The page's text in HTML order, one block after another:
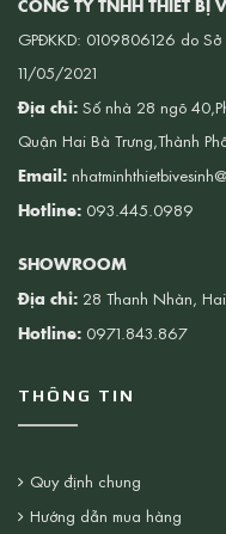
CÔNG TY TNHH THIẾT BỊ
GPĐKKD: 0109806126 do
11/05/2021
Địa chỉ: Số nhà 28 ngõ
Quận Hai Bà Trưng,Thành
Email:
Hotline: 093.445.0989
SHOWROOM
Địa chỉ: 28 Thanh Nhàn,
Hotline: 0971.843.867
THÔNG TIN
Quy định chung
Hướng dẫn mua hàng